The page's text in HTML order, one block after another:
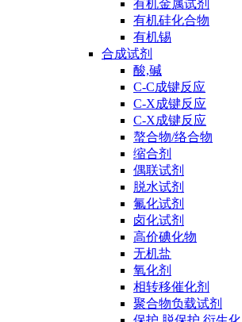
有机金属试剂
有机硅化合物
有机锡
合成试剂
酸,碱
C-C成键反应
C-X成键反应
C-X成键反应
螯合物/络合物
缩合剂
偶联试剂
脱水试剂
氟化试剂
卤化试剂
高价碘化物
无机盐
氧化剂
相转移催化剂
聚合物负载试剂